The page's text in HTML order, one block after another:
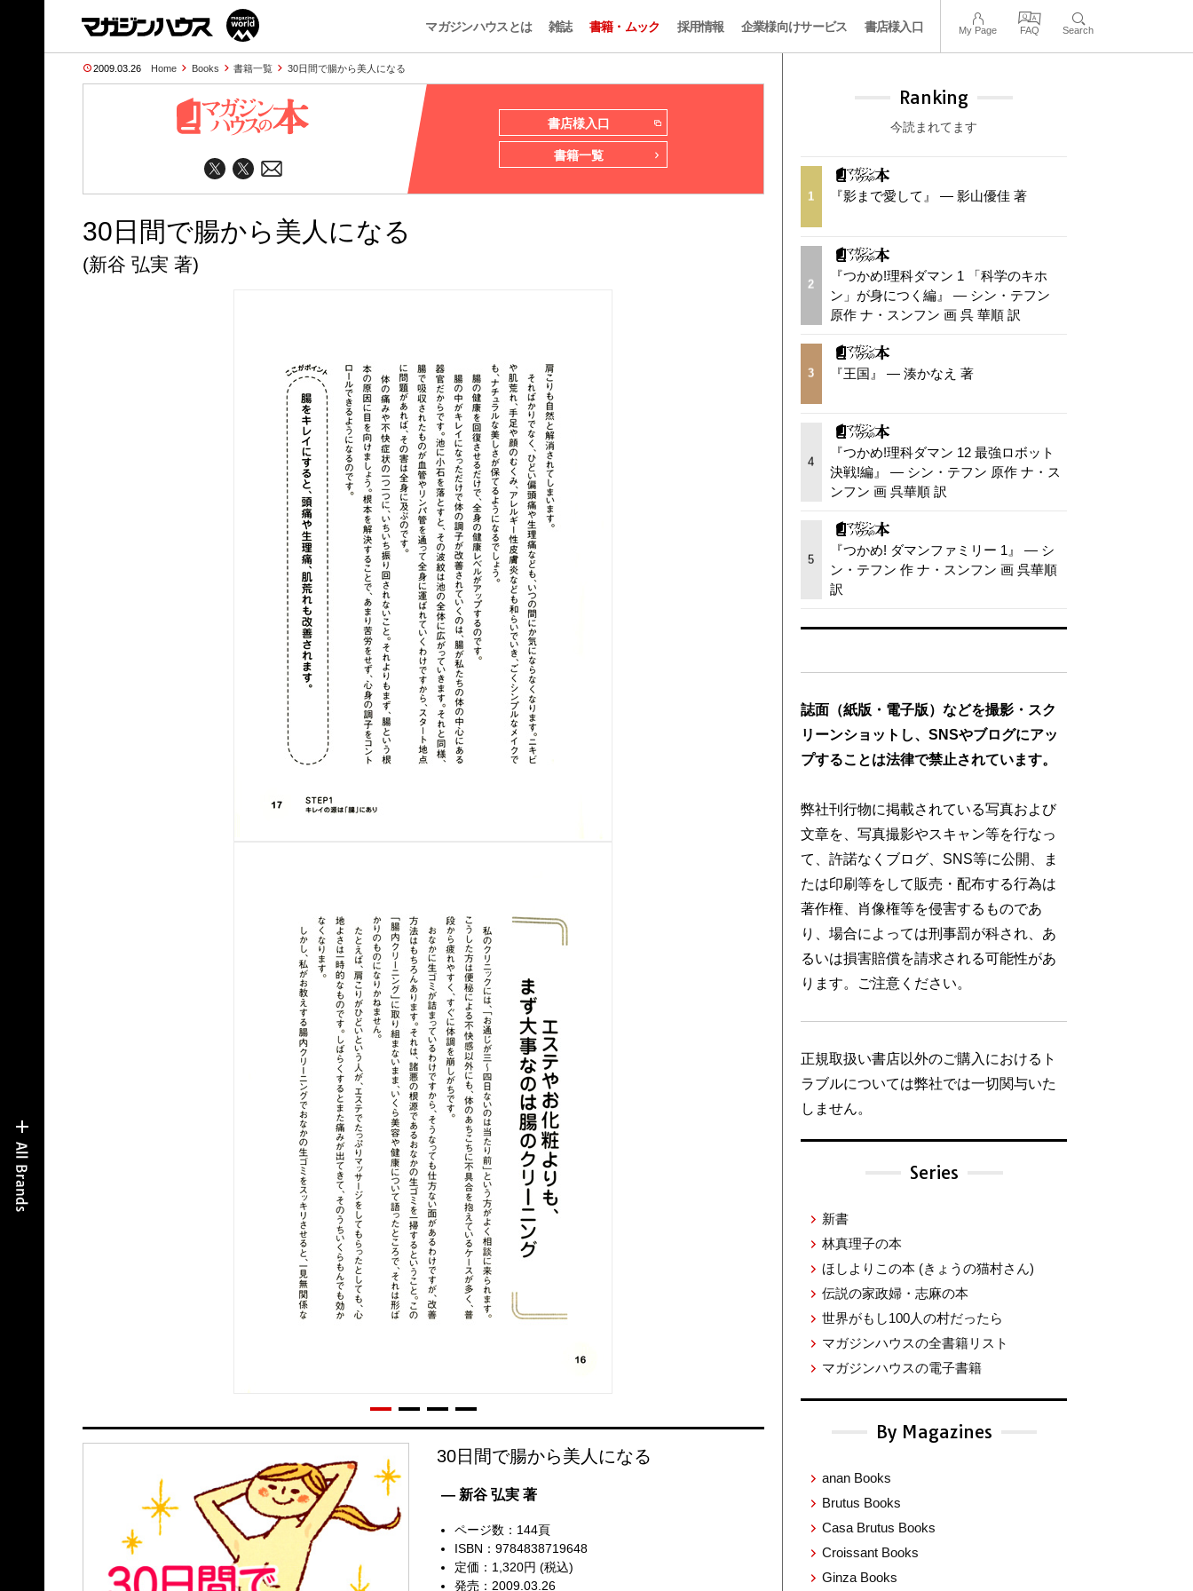
マガジンハウスとは 雑誌 書籍・ムック 採用情報 企業様向けサービス 書店様入口 My Page FAQ Search
2009.03.26 Home Books 書籍一覧 30日間で腸から美人になる
書店様入口
書籍一覧
30日間で腸から美人になる
(新谷 弘実 著)
30日間で腸から美人になる
— 新谷 弘実 著
ページ数：144頁
ISBN：9784838719648
定価：1,320円 (税込)
発売：2009.03.26
Ranking
今読まれてます
1 『影まで愛して』 — 影山優佳 著
2
『つかめ!理科ダマン 1 「科学のキホ
ン」が身につく編』 — シン・テフン
原作 ナ・スンフン 画 呉 華順 訳
3 『王国』 — 湊かなえ 著
4
『つかめ!理科ダマン 12 最強ロボット
決戦!編』 — シン・テフン 原作 ナ・ス
ンフン 画 呉華順 訳
5
『つかめ! ダマンファミリー 1』 — シ
ン・テフン 作 ナ・スンフン 画 呉華順
訳
誌面（紙版・電子版）などを撮影・スク
リーンショットし、SNSやブログにアッ
プすることは法律で禁止されています。
弊社刊行物に掲載されている写真および
文章を、写真撮影やスキャン等を行なっ
て、許諾なくブログ、SNS等に公開、ま
たは印刷等をして販売・配布する行為は
著作権、肖像権等を侵害するものであ
り、場合によっては刑事罰が科され、あ
るいは損害賠償を請求される可能性があ
ります。ご注意ください。
正規取扱い書店以外のご購入におけるト
ラブルについては弊社では一切関与いた
しません。
Series
新書
林真理子の本
ほしよりこの本 (きょうの猫村さん)
伝説の家政婦・志麻の本
世界がもし100人の村だったら
マガジンハウスの全書籍リスト
マガジンハウスの電子書籍
By Magazines
anan Books
Brutus Books
Casa Brutus Books
Croissant Books
Ginza Books